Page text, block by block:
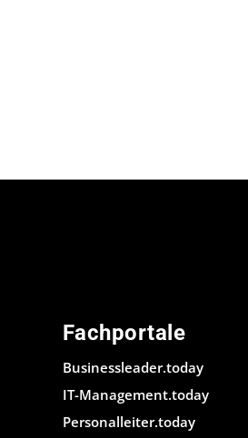
Fachportale
Businessleader.today
IT-Management.today
Personalleiter.today